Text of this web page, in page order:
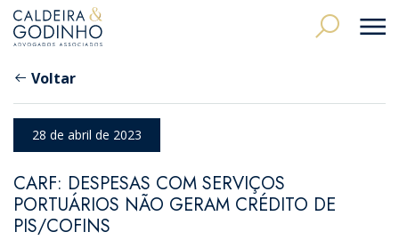
Voltar
28 de abril de 2023
CARF: DESPESAS COM SERVIÇOS
PORTUÁRIOS NÃO GERAM CRÉDITO DE
PIS/COFINS